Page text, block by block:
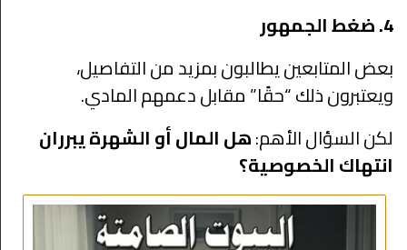
4. ضغط الجمهور
بعض المتابعين يطالبون بمزيد من التفاصيل،
ويعتبرون ذلك “حقًا” مقابل دعمهم المادي.
لكن السؤال الأهم:هل المال أو الشهرة يبرران
انتهاك الخصوصية؟